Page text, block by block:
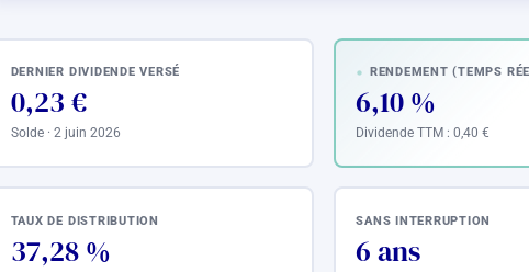
DERNIER DIVIDENDE VERSÉ
0,23 €
Solde · 2 juin 2026
RENDEMENT (TEMPS
6,10 %
Dividende TTM :0,40 €
TAUX DE DISTRIBUTION
37,28 %
SANS INTERRUPTION
6 ans